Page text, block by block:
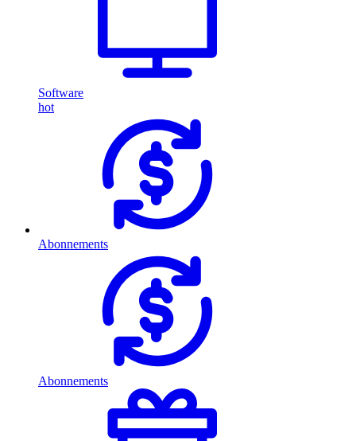
Software
hot
Abonnements
Abonnements